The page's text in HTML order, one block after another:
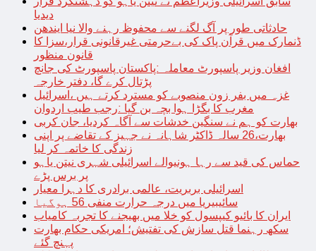
دیدیا
حادثاتی طور پر آگ لگنے سے محفوظ رہنے والا نیا ایندھن
ڈنمارک میں قرآن پاک کی بےحرمتی غیرقانونی قرار،سزا کا
قانون منظور
افغان وزیر پاسپورٹ معاملہ :پاکستان پاسپورٹ کی جانچ
پڑتال کرے گا، دفتر خارجہ
غزہ میں بفر زون منصوبے کو مسترد کرتے ہیں ،اسرائیل
مغرب کا بگڑا ہوا بچہ بن گیا :رجب طیب اردوان
بھارت کو ہم نے سنگین خدشات سے آگاہ کردیا، جان کربی
بھارت،26 سالہ ڈاکٹر شاہانہ نے جہیز کے تقاضے پر اپنی
زندگی کا خاتمہ کر لیا
حماس کی قید سے رہا ہونیوالے اسرائیلی شہری نیتن یاہو
پر برس پڑے
اسرائیلی بربریت، عالمی برادری کا دہرا معیار
سائیبیریا میں درجہ حرارت منفی 56 ہوگیا
ایران کا بائیو کیپسول کو خلا میں بھیجنے کا تجربہ کامیاب
سکھ رہنما قتل سازش کی تفتیش؛ امریکی حکام بھارت
پہنچ گئے